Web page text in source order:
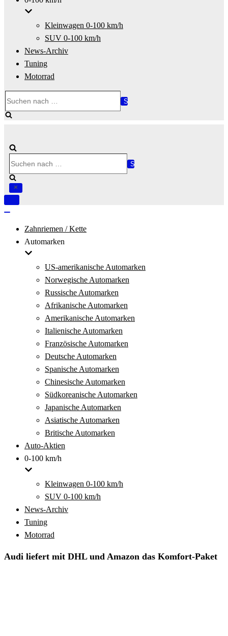
Kleinwagen 0-100 km/h
SUV 0-100 km/h
News-Archiv
Tuning
Motorrad
nach …
nach …
Navigation
Zahnriemen / Kette
Automarken
US-amerikanische Automarken
Norwegische Automarken
Russische Automarken
Afrikanische Automarken
Amerikanische Automarken
Italienische Automarken
Französische Automarken
Deutsche Automarken
Spanische Automarken
Chinesische Automarken
Südkoreanische Automarken
Japanische Automarken
Asiatische Automarken
Britische Automarken
Auto-Aktien
0-100 km/h
Kleinwagen 0-100 km/h
SUV 0-100 km/h
News-Archiv
Tuning
Motorrad
Audi liefert mit DHL und Amazon das Komfort-Paket